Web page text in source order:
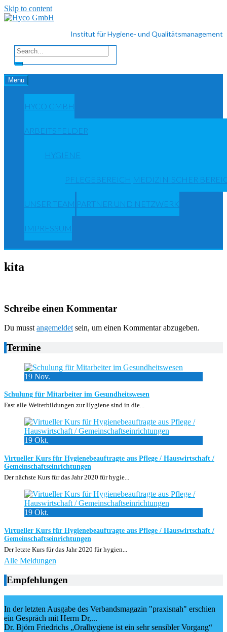
Skip to content
Institut für Hygiene- und Qualitätsmanagement
Menu
HYCO GMBH
ARBEITSFELDER
HYGIENE
PFLEGEBEREICH MEDIZINISCHER
UNSER TEAM PARTNER UND NETZWERK
IMPRESSUM
kita
Schreibe einen Kommentar
Du musst angemeldet sein, um einen Kommentar abzugeben.
Termine
19 Nov.
Schulung für Mitarbeiter im Gesundheitswesen
Fast alle Weiterbildungen zur Hygiene sind in die...
19 Okt.
Virtueller Kurs für Hygienebeauftragte aus Pflege / Hauswirtschaft /
Gemeinschaftseinrichtungen
Der nächste Kurs für das Jahr 2020 für hygie...
19 Okt.
Virtueller Kurs für Hygienebeauftragte aus Pflege / Hauswirtschaft /
Gemeinschaftseinrichtungen
Der letzte Kurs für das Jahr 2020 für hygien...
Alle Meldungen
Empfehlungen
In der letzten Ausgabe des Verbandsmagazin "praxisnah" erschien
ein Gespräch mit Herrn Dr,...
Dr. Björn Friedrichs „Oralhygiene ist ein sehr sensibler Vorgang“